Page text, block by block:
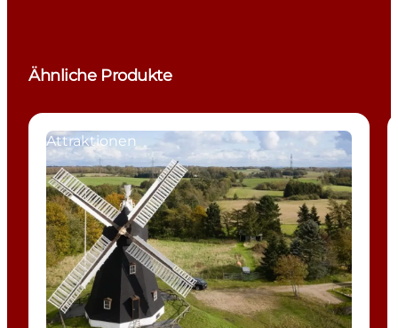
Ähnliche Produkte
Attraktionen